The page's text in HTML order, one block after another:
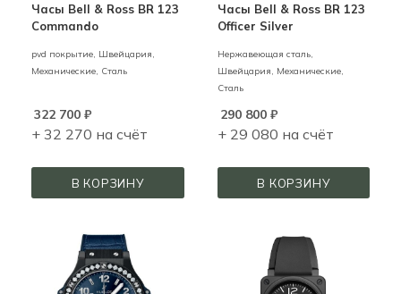
Часы Bell & Ross BR 123
Commando
pvd покрытие, Швейцария,
Механические, Сталь
322 700 ₽
+ 32 270 на счёт
В КОРЗИНУ
Часы Bell & Ross BR 123
Officer Silver
Нержавеющая сталь,
Швейцария,
Механические,
Сталь
290 800₽
+ 29 080 на счёт
В КОРЗИНУ